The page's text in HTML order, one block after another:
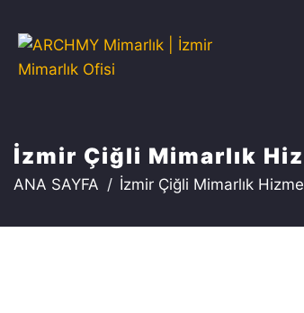
İzmir Çiğli Mimarlık
ANA SAYFA İzmir Çiğli Mimarlık